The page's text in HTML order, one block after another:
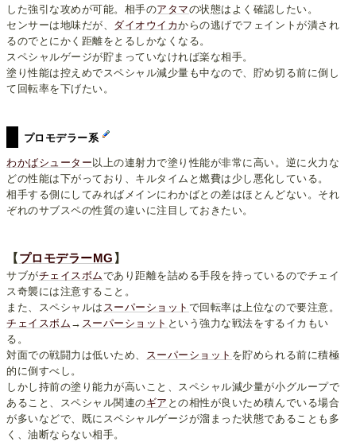
した強引な攻めが可能。相手のアタマの状態はよく確認したい。
センサーは地味だが、 ダイオウイカからの逃げでフェイントが潰され
るのでとにかく距離をとるしかなくなる。
スペシャルゲージが貯まっていなければ楽な相手。
塗り性能は控えめでスペシャル減少量も中なので、貯め切る前に倒し
て回転率を下げたい。
プロモデラー系
わかばシューター 以上の連射力で塗り性能が非常に高い。逆に火力な
どの性能は下がっており、キルタイムと燃費は少し悪化している。
相手する側にしてみればメインにわかばとの差はほとんどない。それ
ぞれのサブスペの性質の違いに注目しておきたい。
【プロモデラーMG 】
サブがチェイスボムであり距離を詰める手段を持っているのでチェイ
ス奇襲には注意すること。
また、スペシャルは スーパーショット で回転率は上位なので要注意。
チェイスボム → スーパーショット という強力な戦法をするイカもい
る。
対面での戦闘力は低いため、 スーパーショット を貯められる前に積極
的に倒すべし。
しかし持前の塗り能力が高いこと、スペシャル減少量が小グループで
あること、スペシャル関連のギア との相性が良いため積んでいる場合
が多いなどで、既にスペシャルゲージが溜まった状態であることも多
く、油断ならない相手。